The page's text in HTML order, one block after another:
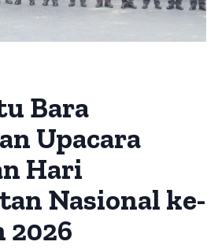
Bara
Upacara
Hari
Nasional ke-
2026